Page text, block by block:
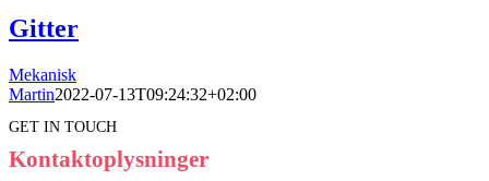
Gitter
Mekanisk
Martin2022-07-13T09:24:32+02:00
GET IN TOUCH
Kontaktoplysninger